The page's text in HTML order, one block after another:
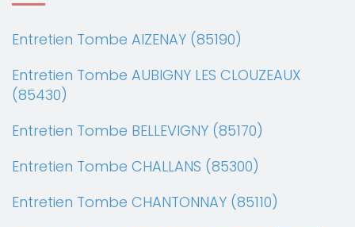
Entretien Tombe AIZENAY (85190)
Entretien Tombe AUBIGNY LES CLOUZEAUX
(85430)
Entretien Tombe BELLEVIGNY (85170)
Entretien Tombe CHALLANS (85300)
Entretien Tombe CHANTONNAY (85110)